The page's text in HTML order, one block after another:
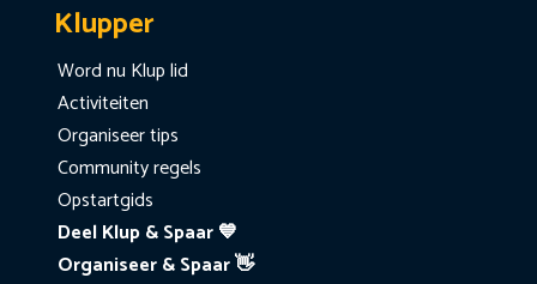
Klupper
Word nu Klup lid
Activiteiten
Organiseer tips
Community regels
Opstartgids
Deel Klup & Spaar 💙
Organiseer & Spaar 👋